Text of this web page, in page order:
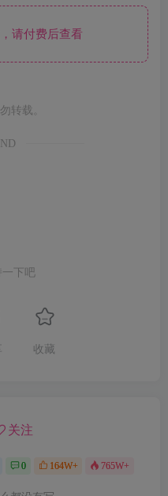
请付费后查看
转载。
一下吧
收藏
关注
0 164W+ 765W+